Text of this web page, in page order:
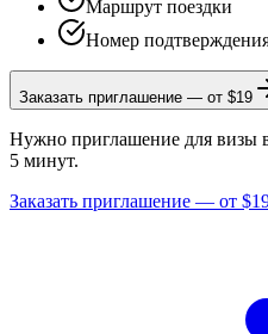
Маршрут поездки
Номер
Заказать приглашение — от $19
Нужно приглашение для визы
5 минут.
Заказать приглашение — от